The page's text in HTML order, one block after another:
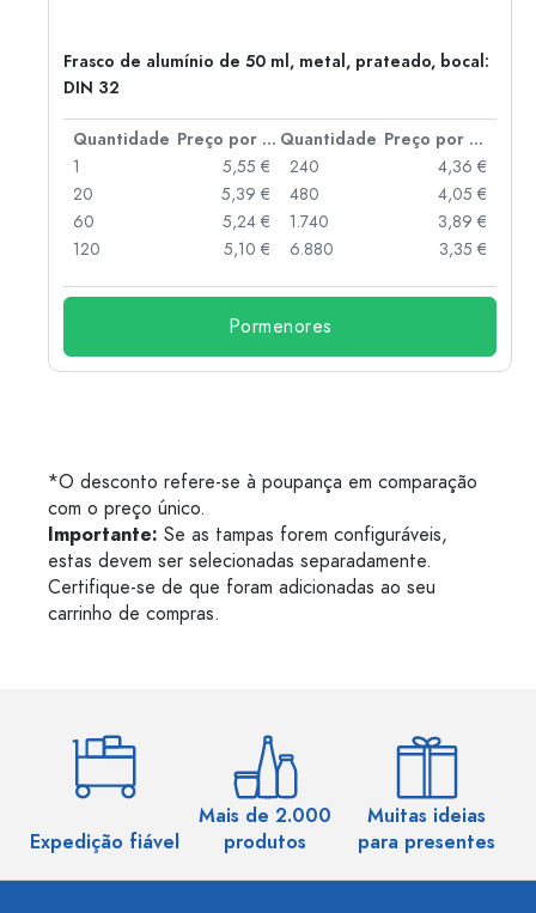
Frasco de alumínio de 50 ml, metal, prateado, bocal:
DIN 32
Quantidade Preço por peça Quantidade
Preço por peça
1
5,55 €
20
5,39 €
60
5,24 €
120
5,10 €
240
4,36 €
480
4,05 €
1.740
3,89 €
6.880
3,35 €
Pormenores
*O desconto refere-se à poupança em comparação
com o preço único.
Importante: Se as tampas forem configuráveis,
estas devem ser selecionadas separadamente.
Certifique-se de que foram adicionadas ao seu
carrinho de compras.
Expedição fiável
Mais de 2.000
produtos
Muitas ideias
para presentes